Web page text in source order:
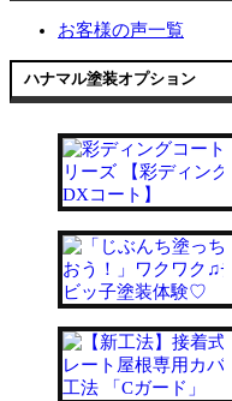
お客様の声一覧
ハナマル塗装オプション